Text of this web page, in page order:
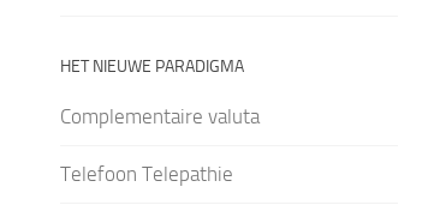
HET NIEUWE PARADIGMA
Complementaire valuta
Telefoon Telepathie